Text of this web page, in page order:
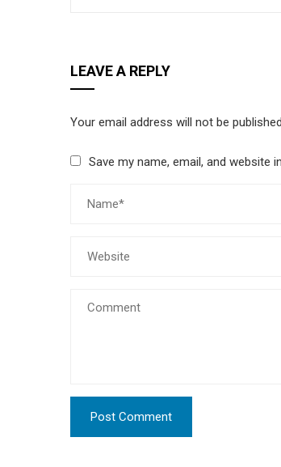
LEAVE A REPLY
Your email address will not be
Save my name, email, and